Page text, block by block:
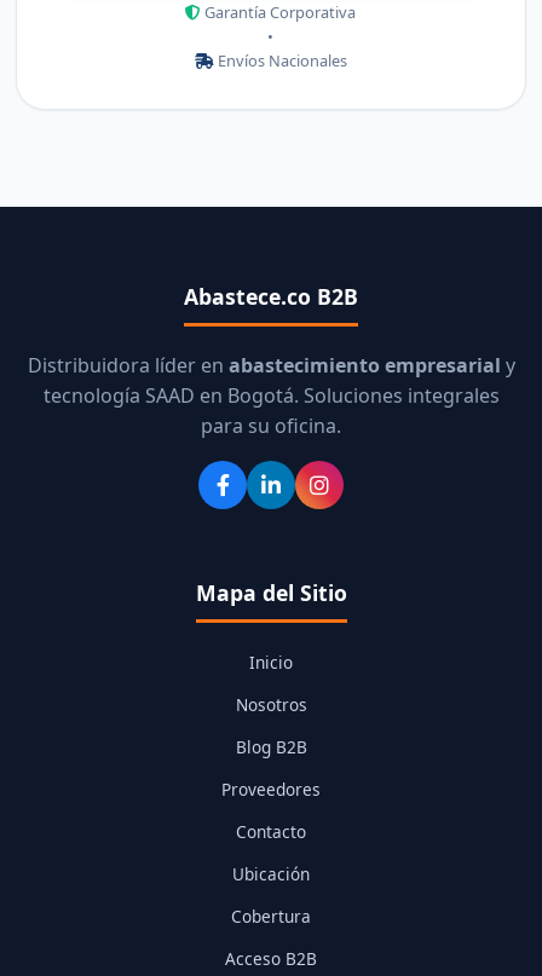
Garantía Corporativa
•
Envíos Nacionales
Abastece.co B2B
Distribuidora líder en abastecimiento empresarial y
tecnología SAAD en Bogotá. Soluciones integrales
para su oficina.
Mapa del Sitio
Inicio
Nosotros
Blog B2B
Proveedores
Contacto
Ubicación
Cobertura
Acceso B2B